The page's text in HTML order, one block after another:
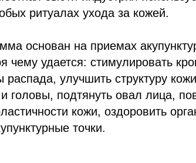
ритуалах ухода за кожей.
основан на приемах
чему удается: стимулировать
распада, улучшить структуру
головы, подтянуть овал лица,
кожи, оздоровить
точки.